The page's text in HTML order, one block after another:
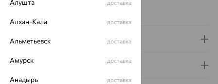
Доставка и оплата
Гарантия и возврат
Алушта доставка
Алхан-Кала доставка
Альметьевск доставка
Амурск доставка
Анадырь доставка